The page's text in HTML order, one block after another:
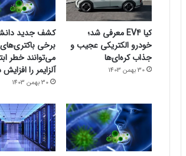
کیا EV4 معرفی شد؛
خودرو الکتریکی عجیب و
جذاب کره‌ای‌ها
30 بهمن 1403
کشف جدید
برخی
می‌توانند خطر
آلزایمر را
30 بهمن 1403